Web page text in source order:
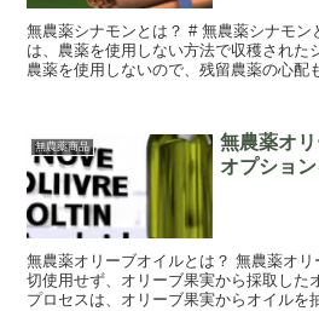
無農薬シナモンとは？ # 無農薬シナモン
は、農薬を使用しない方法で収穫された
農薬を使用しないので、残留農薬の心配
無農薬商品
無農薬オ
オプショ
無農薬オリーブオイルとは？ 無農薬オ
切使用せず、オリーブ果実から採取した
プロセスは、オリーブ果実からオイルを